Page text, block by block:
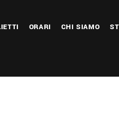
ORARI CHI SIAMO